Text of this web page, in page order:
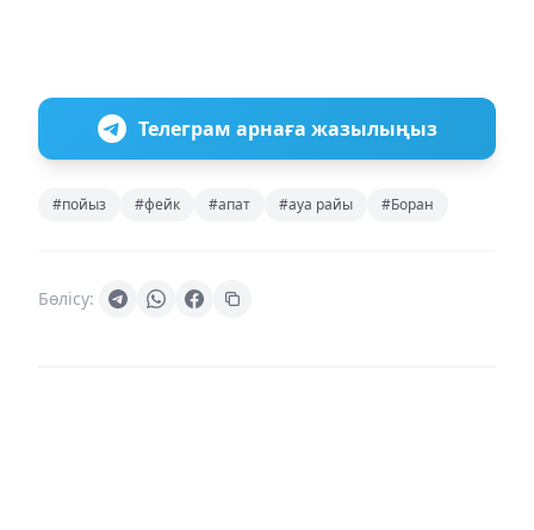
Телеграм арнаға жазылыңыз
#пойыз #фейк #апат #ауа райы #Боран
Бөлісу: